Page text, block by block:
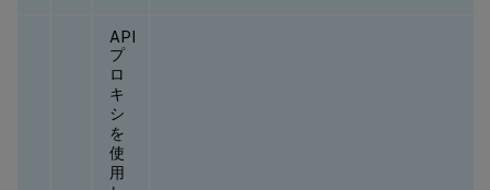
API
プ
ロ
キ
シ
を
使
用